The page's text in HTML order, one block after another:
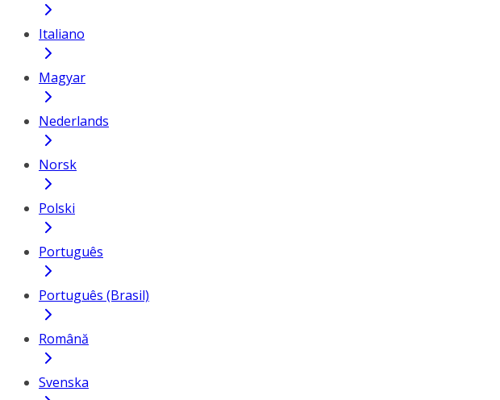
Italiano
Magyar
Nederlands
Norsk
Polski
Português
Português (Brasil)
Română
Svenska